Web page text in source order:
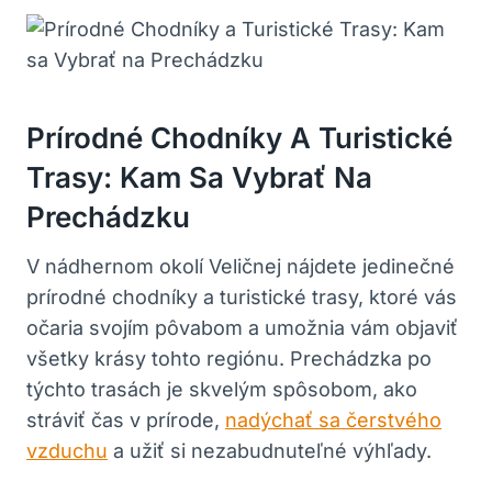
Prírodné Chodníky‌ A Turistické⁤
Trasy: Kam ​sa Vybrať ‍na⁤
Prechádzku
V​ nádhernom okolí Veličnej nájdete jedinečné
prírodné ⁤chodníky ⁣a turistické trasy, ktoré ‌vás
očaria svojím pôvabom⁤ a umožnia vám ⁢objaviť
všetky⁣ krásy tohto regiónu.⁢ Prechádzka ​po
‍týchto ‌trasách je skvelým ​spôsobom,⁣ ako
stráviť čas v prírode, nadýchať sa čerstvého
vzduchu ⁤a‌ užiť ‌si nezabudnuteľné výhľady.